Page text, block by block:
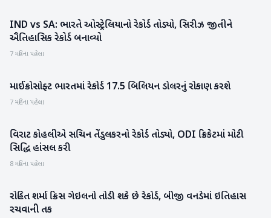
રમતગમત
IND vs SA: ભારતે ઓસ્ટ્રેલિયાનો રેકોર્ડ તોડ્યો, સિરીઝ જીતીને
ઐતિહાસિક રેકોર્ડ બનાવ્યો
7 મહિના પહેલા
બિઝનેસ
માઈક્રોસોફ્ટ ભારતમાં રેકોર્ડ 17.5 બિલિયન ડોલરનું રોકાણ કરશે
7 મહિના પહેલા
રમતગમત
વિરાટ કોહલીએ સચિન તેંડુલકરનો રેકોર્ડ તોડ્યો, ODI ક્રિકેટમાં મોટી
સિદ્ધિ હાંસલ કરી
8 મહિના પહેલા
રમતગમત
રોહિત શર્મા ક્રિસ ગેઇલનો તોડી શકે છે રેકોર્ડ, બીજી વનડેમાં ઇતિહાસ
રચવાની તક